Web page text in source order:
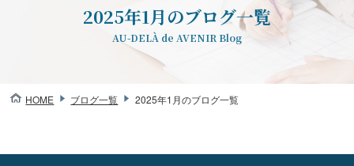
2025年1月のブログ一覧
AU-DELÀ de AVENIR Blog
HOME ブログ一覧 2025年1月のブログ一覧